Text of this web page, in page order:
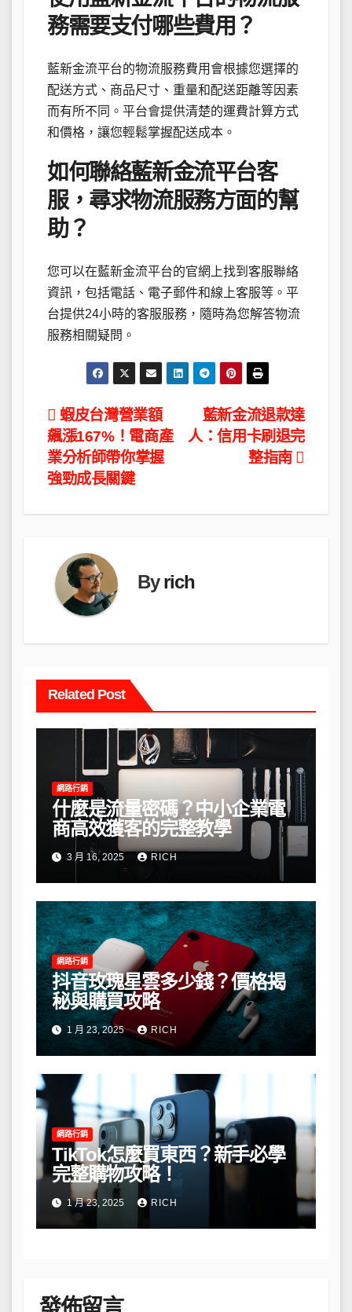
務需要支付哪些費用？
藍新金流平台的物流服務費用會根據您選擇的
配送方式、商品尺寸、重量和配送距離等因素
而有所不同。平台會提供清楚的運費計算方式
和價格，讓您輕鬆掌握配送成本。
如何聯絡藍新金流平台客
服，尋求物流服務方面的幫
助？
您可以在藍新金流平台的官網上找到客服聯絡
資訊，包括電話、電子郵件和線上客服等。平
台提供24小時的客服服務，隨時為您解答物流
服務相關疑問。
文
章
導
覽
藍新金流退款達
人：信用卡刷退完
整指南
蝦皮台灣營業額
飆漲167%！電商產
業分析師帶你掌握
強勁成長關鍵
Byrich
Related Post
網路行銷
什麼是流量密碼？中小企業電
商高效獲客的完整教學
3 月 16, 2025 RICH
網路行銷
抖音玫瑰星雲多少錢？價格揭
秘與購買攻略
1 月 23, 2025 RICH
網路行銷
TikTok怎麼買東西？新手必學
完整購物攻略！
1 月 23, 2025 RICH